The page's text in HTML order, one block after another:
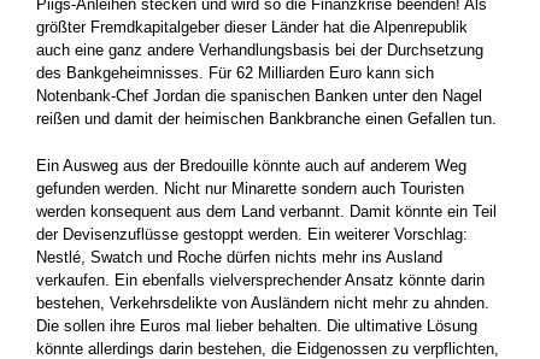
Piigs-Anleihen stecken und wird so die Finanzkrise beenden! Als
größter Fremdkapitalgeber dieser Länder hat die Alpenrepublik
auch eine ganz andere Verhandlungsbasis bei der Durchsetzung
des Bankgeheimnisses. Für 62 Milliarden Euro kann sich
Notenbank-Chef Jordan die spanischen Banken unter den Nagel
reißen und damit der heimischen Bankbranche einen Gefallen tun.
Ein Ausweg aus der Bredouille könnte auch auf anderem Weg
gefunden werden. Nicht nur Minarette sondern auch Touristen
werden konsequent aus dem Land verbannt. Damit könnte ein Teil
der Devisenzuflüsse gestoppt werden. Ein weiterer Vorschlag:
Nestlé, Swatch und Roche dürfen nichts mehr ins Ausland
verkaufen. Ein ebenfalls vielversprechender Ansatz könnte darin
bestehen, Verkehrsdelikte von Ausländern nicht mehr zu ahnden.
Die sollen ihre Euros mal lieber behalten. Die ultimative Lösung
könnte allerdings darin bestehen, die Eidgenossen zu verpflichten,